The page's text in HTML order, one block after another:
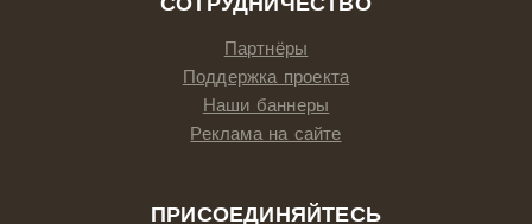
Партнёры
Поддержка проекта
Наши баннеры
Реклама на сайте
ПРИСОЕДИНЯЙТЕСЬ